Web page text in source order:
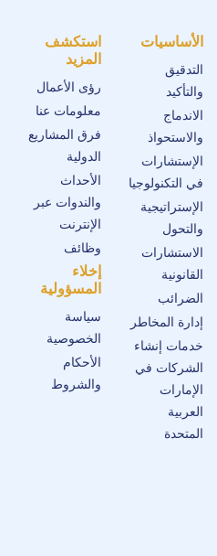
الأساسيات
التدقيق
والتأكيد
الاندماج
والاستحواذ
الإستشارات
في التكنولوجيا
الإستراتيجية
والتحول
الاستشارات
القانونية
الضرائب
إدارة المخاطر
خدمات إنشاء
الشركات في
الإمارات
العربية
المتحدة
استكشف
المزيد
رؤى الأعمال
معلومات عنا
فرق المشاريع
الدولية
الأحداث
والندوات عبر
الإنترنت
وظائف
إخلاء
المسؤولية
سياسة
الخصوصية
الأحكام
والشروط